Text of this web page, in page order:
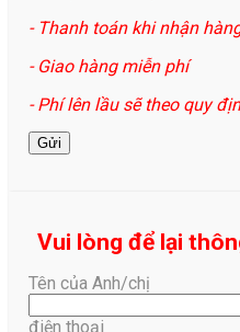
- Thanh toán khi nhận
- Giao hàng miễn phí
- Phí lên lầu sẽ theo quy
Vui lòng để lại
Tên của Anh/chị
điện thoại